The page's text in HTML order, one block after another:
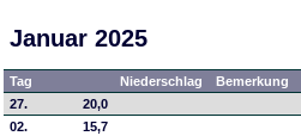
Januar 2025
Tag Niederschlag Bemerkung
27.
20,0
02.
15,7